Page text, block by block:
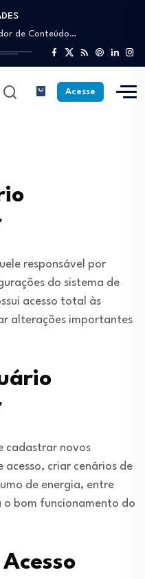
O guia para…
de Conteúdo…
trabalhando…
Online e viver…
entrar no mercado…
O guia para…
de Conteúdo…
trabalhando…
Acesse
responsável por
do sistema de
acesso total às
alterações importantes
cadastrar novos
acesso, criar cenários de
de energia, entre
o bom funcionamento do